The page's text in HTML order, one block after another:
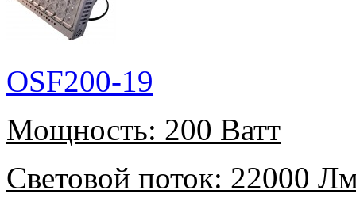
OSF200-19
Мощность: 200 Ватт
Световой поток: 22000